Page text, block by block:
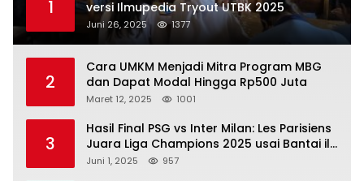
1
versi Ilmupedia Tryout UTBK 2025
Juni 26, 2025 1377
2
Cara UMKM Menjadi Mitra Program MBG
dan Dapat Modal Hingga Rp500 Juta
Maret 12, 2025 1001
3
Hasil Final PSG vs Inter Milan: Les Parisiens
Juara Liga Champions 2025 usai Bantai il
Nerazzurri
Juni 1, 2025 957